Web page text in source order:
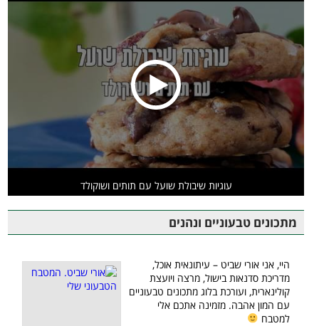
עוגיות שיבולת שועל עם תותים ושוקולד
מתכונים טבעוניים ונהנים
היי, אני אורי שביט – עיתונאית אוכל,
מדריכת סדנאות בישול, מרצה ויועצת
קולינארית, ועורכת בלוג מתכונים טבעוניים
עם המון אהבה. מזמינה אתכם אלי
למטבח